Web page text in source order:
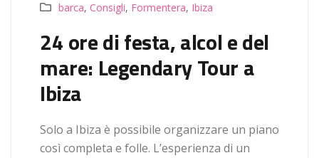
barca, Consigli, Formentera, Ibiza
24 ore di festa, alcol e del
mare: Legendary Tour a
Ibiza
Solo a Ibiza è possibile organizzare un piano
così completa e folle. L’esperienza di un